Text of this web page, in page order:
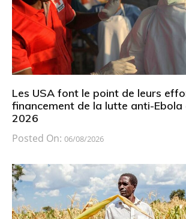
Les USA font le point de leurs
financement de la lutte anti-Ebola
2026
Posted On: 06/08/2026